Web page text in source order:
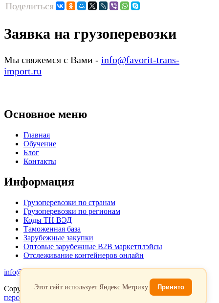
Поделиться
Заявка на грузоперевозки
Мы свяжемся с Вами - info@favorit-trans-
import.ru
Основное меню
Главная
Обучение
Блог
Контакты
Информация
Грузоперевозки по странам
Грузоперевозки по регионам
Коды ТН ВЭД
Таможенная база
Зарубежные закупки
Оптовые зарубежные B2B маркетплэйсы
Отслеживание контейнеров онлайн
info@favorit-trans-import.ru
Copyright 2026. Все права защищены.Политика обработки
персональых данных
Согласие на обработку персональных
Этот сайт использует Яндекс.Метрику. Принято